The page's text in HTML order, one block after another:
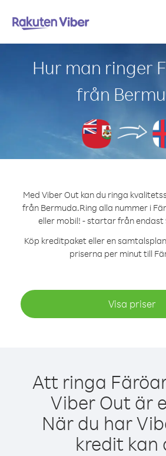
Hur man ringer
från
Med Viber Out kan du ringa
från Bermuda.Ring alla nummer i
eller mobil! - startar från endast
Köp kreditpaket eller en
priserna per minut till
Visa priser
Att ringa
Viber Out är
När du har
kredit kan